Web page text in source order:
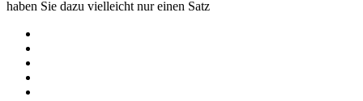
haben Sie dazu vielleicht nur einen Satz